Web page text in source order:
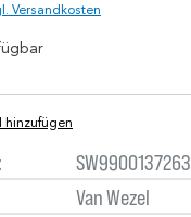
Versandkosten
hinzufügen
SW9900137263
Van Wezel